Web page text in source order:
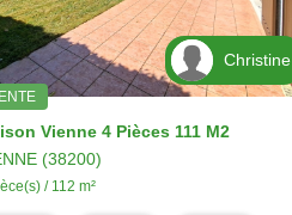
Christine
Vienne 4 Pièces 111 M2
(38200)
/ 112 m²